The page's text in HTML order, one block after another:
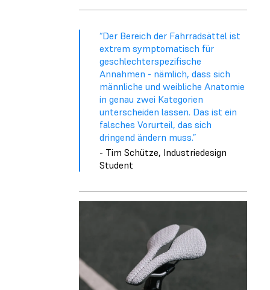
“Der Bereich der Fahrradsättel ist
extrem symptomatisch für
geschlechterspezifische
Annahmen - nämlich, dass sich
männliche und weibliche Anatomie
in genau zwei Kategorien
unterscheiden lassen. Das ist ein
falsches Vorurteil, das sich
dringend ändern muss.”
- Tim Schütze, Industriedesign
Student